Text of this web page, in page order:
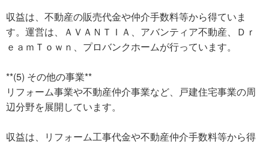
収益は、不動産の販売代金や仲介手数料等から得ていま
す。運営は、ＡＶＡＮＴＩＡ、アバンティア不動産、Ｄｒ
ｅａｍＴｏｗｎ、プロバンクホームが行っています。
**(5) その他の事業**
リフォーム事業や不動産仲介事業など、戸建住宅事業の周
辺分野を展開しています。
収益は、リフォーム工事代金や不動産仲介手数料等から得